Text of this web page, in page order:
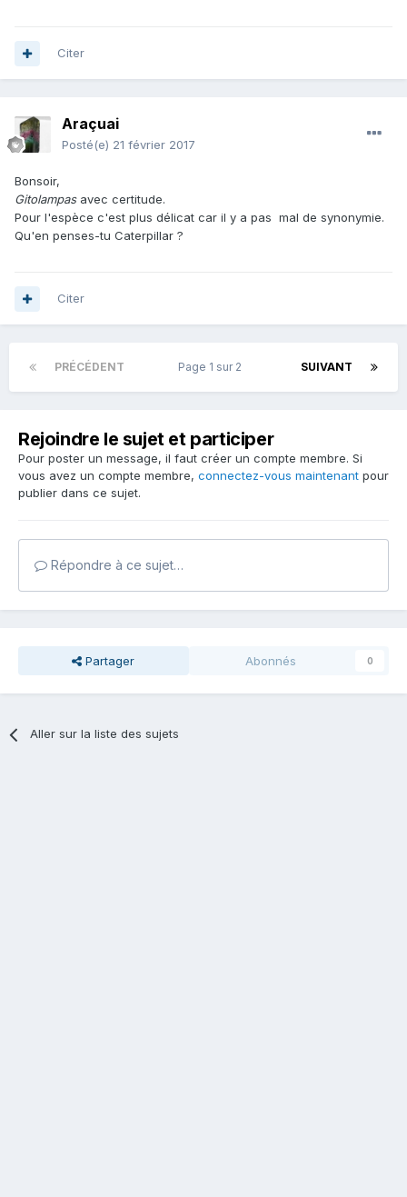
Citer
Araçuai
Posté(e) 21 février 2017
Bonsoir,
Gitolampasavec certitude.
Pour l'espèce c'est plus délicat car il y a pas mal de synonymie.
Qu'en penses-tu Caterpillar ?
Citer
PRÉCÉDENT SUIVANT
Page 1 sur 2
Rejoindre le sujet et participer
Pour poster un message, il faut créer un compte membre. Si
vous avez un compte membre, connectez-vous maintenant pour
publier dans ce sujet.
Répondre à ce sujet…
Partager Abonnés 0
Aller sur la liste des sujets